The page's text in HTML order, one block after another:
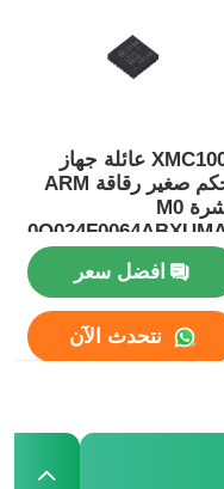
XMC1000 عائلة جهاز
تحكم صغير رقاقة ARM
قشرة M0
افضل سعر
نتحدث الآن